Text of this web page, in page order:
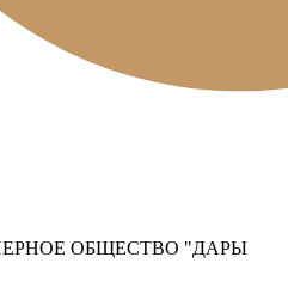
ОБЩЕСТВО "ДАРЫ